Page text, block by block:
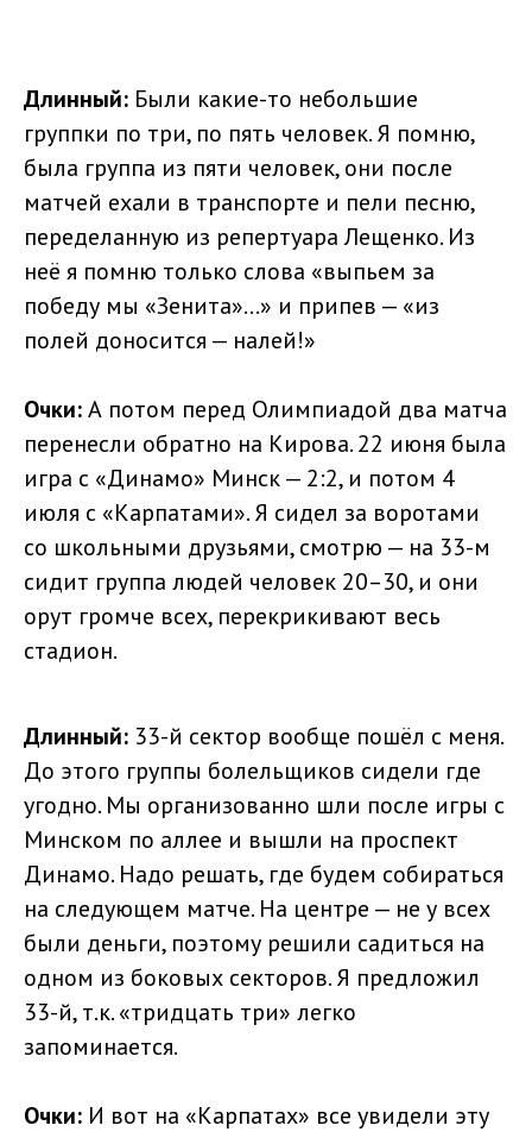
Длинный: Были какие-то небольшие
группки по три, по пять человек. Я помню,
была группа из пяти человек, они после
матчей ехали в транспорте и пели песню,
переделанную из репертуара Лещенко. Из
неё я помню только слова «выпьем за
победу мы «Зенита»…» и припев — «из
полей доносится — налей!»
Очки:А потом перед Олимпиадой два матча
перенесли обратно на Кирова. 22 июня была
игра с «Динамо» Минск — 2:2, и потом 4
июля с «Карпатами». Я сидел за воротами
со школьными друзьями, смотрю — на 33-м
сидит группа людей человек 20–30, и они
орут громче всех, перекрикивают весь
стадион.
Длинный: 33-й сектор вообще пошёл с меня.
До этого группы болельщиков сидели где
угодно. Мы организованно шли после игры с
Минском по аллее и вышли на проспект
Динамо. Надо решать, где будем собираться
на следующем матче. На центре — не у всех
были деньги, поэтому решили садиться на
одном из боковых секторов. Я предложил
33-й, т.к. «тридцать три» легко
запоминается.
Очки: И вот на «Карпатах» все увидели эту